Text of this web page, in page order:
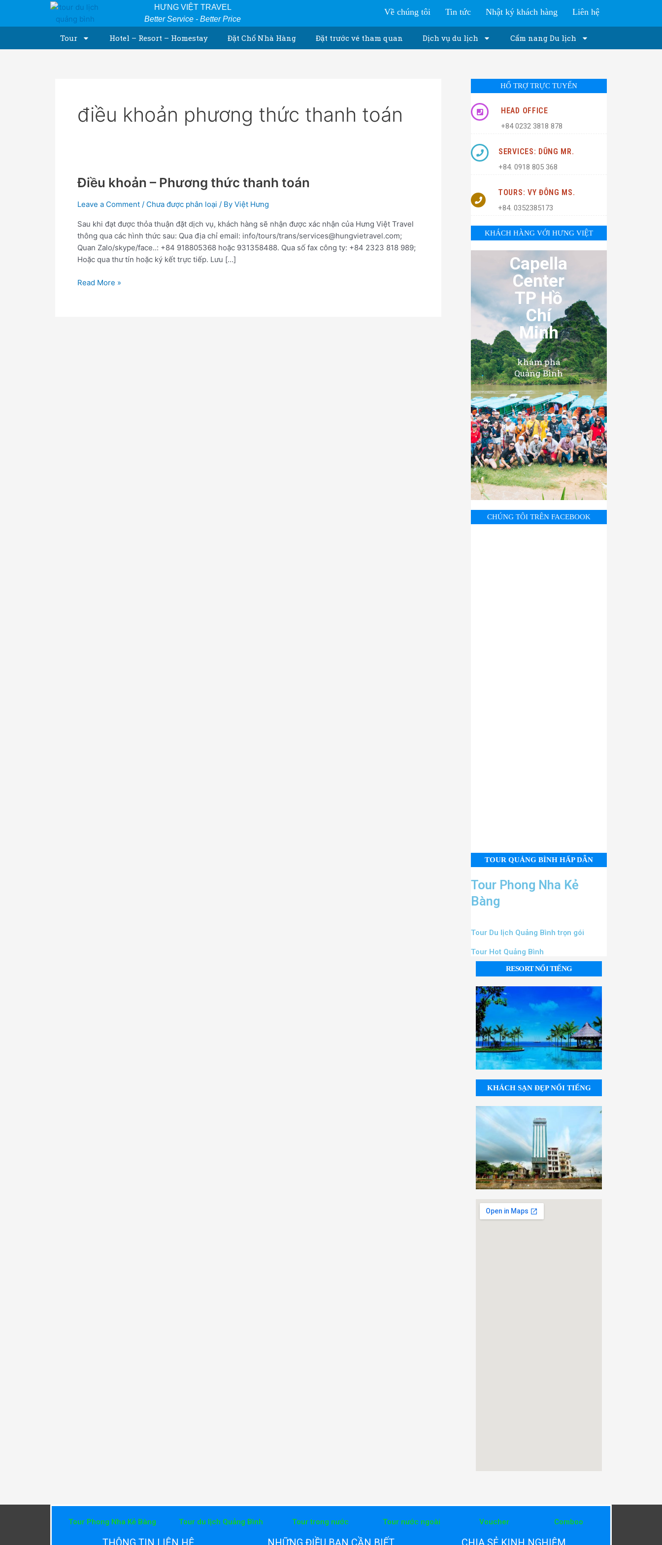
content
HƯNG VIỆT TRAVEL
Better Service - Better Price
Về chúng tôi Tin tức Nhật ký khách hàng Liên hệ
Tour Hotel – Resort – Homestay Đặt Chổ Nhà Hàng Đặt trước vé tham quan Dịch vụ du lịch Cẩm nang Du lịch
điều khoản phương thức thanh toán
Điều khoản – Phương thức thanh toán
Leave a Comment / Chưa được phân loại / By Việt Hưng
Sau khi đạt được thỏa thuận đặt dịch vụ, khách hàng sẽ nhận được xác nhận của Hưng Việt Travel
thông qua các hình thức sau: Qua địa chỉ email: info/tours/trans/services@hungvietravel.com;
Quan Zalo/skype/face..: +84 918805368 hoặc 931358488. Qua số fax công ty: +84 2323 818 989;
Hoặc qua thư tín hoặc ký kết trực tiếp. Lưu […]
Điều
–
thức
thanh
toán
Read More »
HỔ TRỢ TRỰC TUYẾN
HEAD OFFICE
+84 0232 3818 878
SERVICES: DŨNG MR.
+84. 0918 805 368
TOURS: VY ĐÔNG MS.
+84. 0352385173
KHÁCH HÀNG VỚI HƯNG VIỆT
Capella
Center
TP Hồ
Chí
Minh
khám phá
Quảng Bình
CHÚNG TÔI TRÊN FACEBOOK
TOUR QUẢNG BÌNH HẤP DẪN
Tour Phong Nha Kẻ
Bàng
Tour Du lịch Quảng Bình trọn gói
Tour Hot Quảng Bình
RESORT NỔI TIẾNG
KHÁCH SẠN ĐẸP NỔI TIẾNG
Tour Phong Nha Kẻ Bàng Tour du lịch Quảng Bình Tour trong nước Tour nước ngoài Voucher Comboo
THÔNG TIN LIÊN HỆ NHỮNG ĐIỀU BẠN CẦN BIẾT CHIA SẺ KINH NGHIỆM